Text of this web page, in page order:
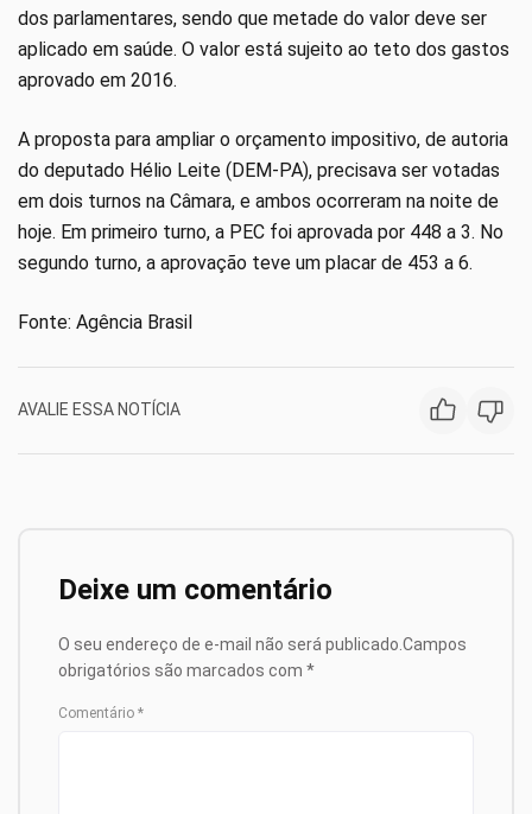
dos parlamentares, sendo que metade do valor deve ser
aplicado em saúde. O valor está sujeito ao teto dos gastos
aprovado em 2016.
A proposta para ampliar o orçamento impositivo, de autoria
do deputado Hélio Leite (DEM-PA), precisava ser votadas
em dois turnos na Câmara, e ambos ocorreram na noite de
hoje. Em primeiro turno, a PEC foi aprovada por 448 a 3. No
segundo turno, a aprovação teve um placar de 453 a 6.
Fonte: Agência Brasil
AVALIE ESSA NOTÍCIA
Deixe um comentário
O seu endereço de e-mail não será publicado. Campos
obrigatórios são marcados com *
Comentário *